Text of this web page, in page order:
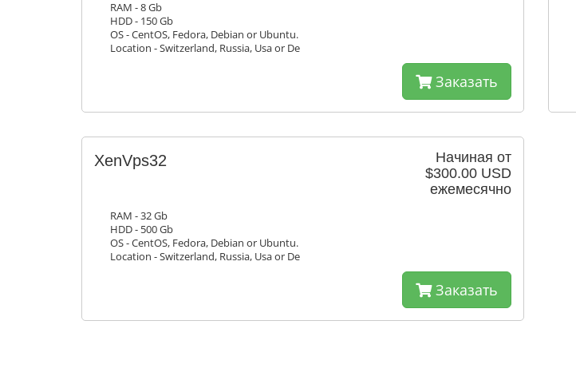
RAM - 8 Gb
HDD - 150 Gb
OS - CentOS, Fedora, Debian or Ubuntu.
Location - Switzerland, Russia, Usa or De
Заказать
Начиная от
$300.00 USD
ежемесячно
XenVps32
RAM - 32 Gb
HDD - 500 Gb
OS - CentOS, Fedora, Debian or Ubuntu.
Location - Switzerland, Russia, Usa or De
Заказать